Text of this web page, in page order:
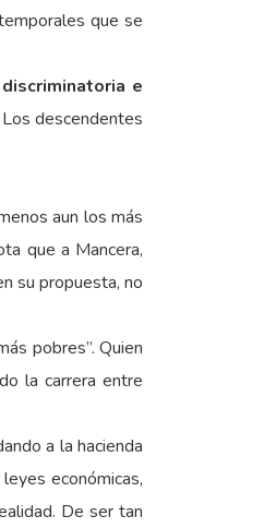
que se
e
descendentes
aun los más
que a Mancera,
su propuesta, no
pobres”. Quien
la carrera entre
a la hacienda
económicas,
De ser tan